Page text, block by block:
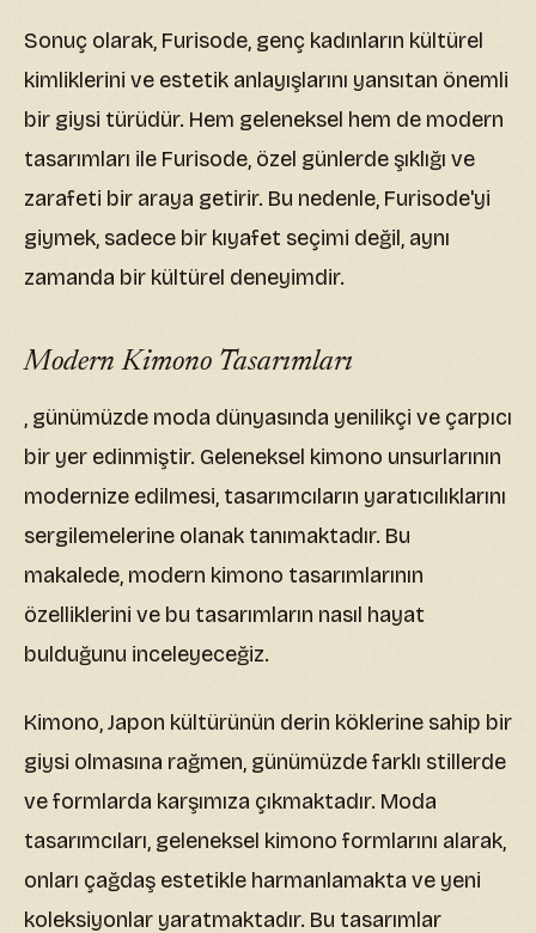
Sonuç olarak, Furisode, genç kadınların kültürel
kimliklerini ve estetik anlayışlarını yansıtan önemli
bir giysi türüdür. Hem geleneksel hem de modern
tasarımları ile Furisode, özel günlerde şıklığı ve
zarafeti bir araya getirir. Bu nedenle, Furisode'yi
giymek, sadece bir kıyafet seçimi değil, aynı
zamanda bir kültürel deneyimdir.
Modern Kimono Tasarımları
, günümüzde moda dünyasında yenilikçi ve çarpıcı
bir yer edinmiştir. Geleneksel kimono unsurlarının
modernize edilmesi, tasarımcıların yaratıcılıklarını
sergilemelerine olanak tanımaktadır. Bu
makalede, modern kimono tasarımlarının
özelliklerini ve bu tasarımların nasıl hayat
bulduğunu inceleyeceğiz.
Kimono, Japon kültürünün derin köklerine sahip bir
giysi olmasına rağmen, günümüzde farklı stillerde
ve formlarda karşımıza çıkmaktadır. Moda
tasarımcıları, geleneksel kimono formlarını alarak,
onları çağdaş estetikle harmanlamakta ve yeni
koleksiyonlar yaratmaktadır. Bu tasarımlar